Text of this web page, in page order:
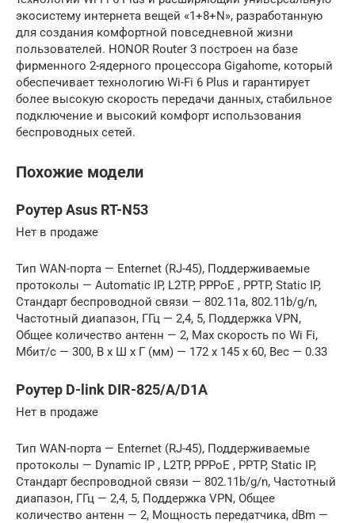
экосистему интернета вещей «1+8+N», разработанную
для создания комфортной повседневной жизни
пользователей. HONOR Router 3 построен на базе
фирменного 2-ядерного процессора Gigahome, который
обеспечивает технологию Wi-Fi 6 Plus и гарантирует
более высокую скорость передачи данных, стабильное
подключение и высокий комфорт использования
беспроводных сетей.
Похожие модели
Роутер Asus RT-N53
Нет в продаже
Тип WAN-порта — Enternet (RJ-45), Поддерживаемые
протоколы — Automatic IP, L2TP, PPPoE , PPTP, Static IP,
Стандарт беспроводной связи — 802.11a, 802.11b/g/n,
Частотный диапазон, ГГц — 2,4, 5, Поддержка VPN,
Общее количество антенн — 2, Max скорость по Wi Fi,
Мбит/с — 300, В x Ш x Г (мм) — 172 x 145 x 60, Вес — 0.33
Роутер D-link DIR-825/A/D1A
Нет в продаже
Тип WAN-порта — Enternet (RJ-45), Поддерживаемые
протоколы — Dynamic IP , L2TP, PPPoE , PPTP, Static IP,
Стандарт беспроводной связи — 802.11b/g/n, Частотный
диапазон, ГГц — 2,4, 5, Поддержка VPN, Общее
количество антенн — 2, Мощность передатчика, dBm —